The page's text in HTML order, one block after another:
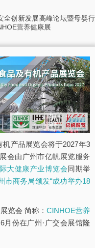
全创新发展高峰论坛暨母婴行
营养健康展
产品展览会将于2027年3
会由广州市亿帆展览服务
大健康产业博览会同期举
市商务局颁发“成功举办18
览会 简称： CINHOE营养
月份在广州·广交会展馆隆